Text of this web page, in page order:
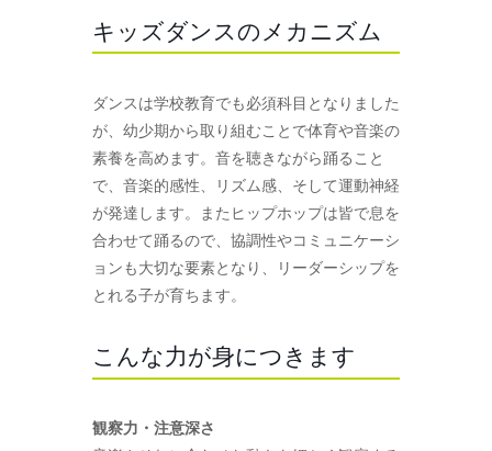
キッズダンスのメカニズム
ダンスは学校教育でも必須科目となりました
が、幼少期から取り組むことで体育や音楽の
素養を高めます。音を聴きながら踊ること
で、音楽的感性、リズム感、そして運動神経
が発達します。またヒップホップは皆で息を
合わせて踊るので、協調性やコミュニケーシ
ョンも大切な要素となり、リーダーシップを
とれる子が育ちます。
こんな力が身につきます
観察力・注意深さ